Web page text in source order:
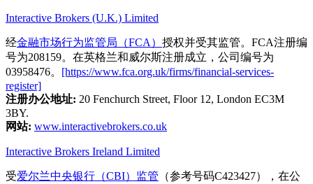
Interactive Brokers (U.K.) Limited
经金融市场行为监管局（FCA） 授权并受其监管。FCA注册编
号为208159。在英格兰和威尔斯注册成立，公司编号为
03958476。
[https://www.fca.org.uk/firms/financial-services-
register]
注册办公地址: 20 Fenchurch Street, Floor 12, London EC3M
3BY.
网站: www.interactivebrokers.co.uk
Interactive Brokers Ireland Limited
受爱尔兰中央银行（CBI）监管 （参考号码C423427），在公